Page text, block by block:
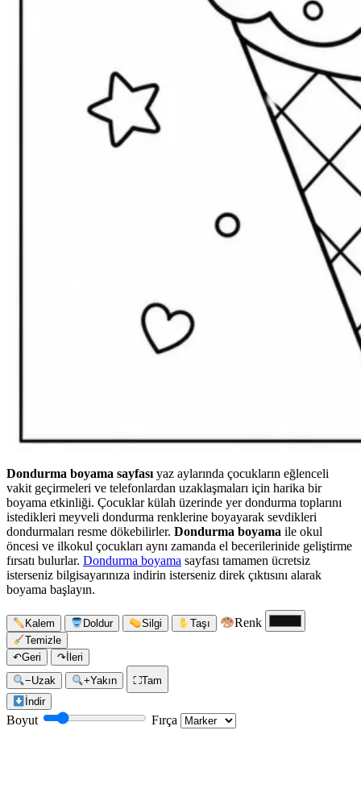
Dondurma boyama sayfası yaz aylarında çocukların eğlenceli
vakit geçirmeleri ve telefonlardan uzaklaşmaları için harika bir
boyama etkinliği. Çocuklar külah üzerinde yer dondurma toplarını
istedikleri meyveli dondurma renklerine boyayarak sevdikleri
dondurmaları resme dökebilirler. Dondurma boyama ile okul
öncesi ve ilkokul çocukları aynı zamanda el becerilerinide geliştirme
fırsatı bulurlar. Dondurma boyama sayfası tamamen ücretsiz
isterseniz bilgisayarınıza indirin isterseniz direk çıktısını alarak
boyama başlayın.
Kalem Doldur Silgi Taşı Renk
Temizle
↶Geri ↷ İleri
−Uzak +Yakın ⛶Tam
İndir
Boyut Fırça